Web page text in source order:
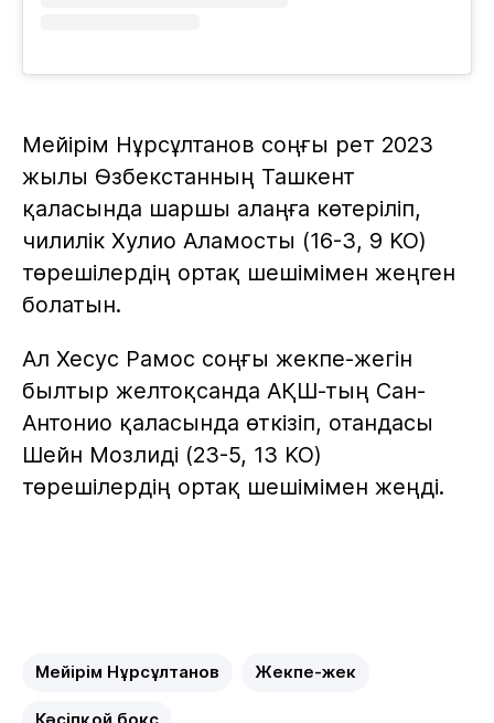
Мейірім Нұрсұлтанов соңғы рет 2023
жылы Өзбекстанның Ташкент
қаласында шаршы алаңға көтеріліп,
чилилік Хулио Аламосты (16-3, 9 KO)
төрешілердің ортақ шешімімен жеңген
болатын.
Ал Хесус Рамос соңғы жекпе-жегін
былтыр желтоқсанда АҚШ-тың Сан-
Антонио қаласында өткізіп, отандасы
Шейн Мозлиді (23-5, 13 KO)
төрешілердің ортақ шешімімен жеңді.
Мейірім Нұрсұлтанов Жекпе-жек